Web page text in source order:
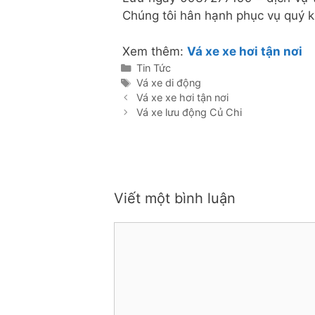
Chúng tôi hân hạnh phục vụ quý
Xem thêm: Vá xe xe hơi tận nơi
Danh
mục
Tin Tức
Thẻ
Vá xe di động
Vá xe xe hơi tận nơi
Vá xe lưu động Củ Chi
Viết một bình luận